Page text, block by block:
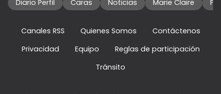
Diario Perfil Caras Noticias Marie Claire
Canales RSS Quienes Somos
Contáctenos
Privacidad
Equipo
Reglas de participación
Tránsito